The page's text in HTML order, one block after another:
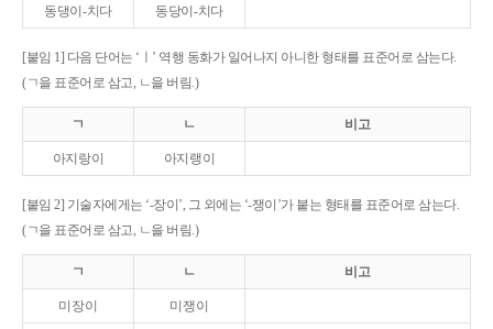
동댕이-치다 동당이-치다
[붙임 1] 다음 단어는 ‘ㅣ’ 역행 동화가 일어나지 아니한 형태를 표준어로 삼는다.
(ㄱ을 표준어로 삼고, ㄴ을 버림.)
ㄱ ㄴ 비고
아지랑이 아지랭이
[붙임 2] 기술자에게는 ‘-장이’, 그 외에는 ‘-쟁이’가 붙는 형태를 표준어로 삼는다.
(ㄱ을 표준어로 삼고, ㄴ을 버림.)
ㄱ ㄴ 비고
미장이 미쟁이